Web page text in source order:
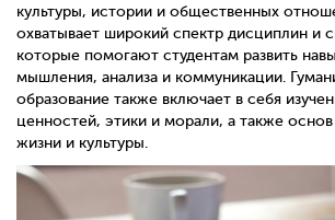
культуры, истории и общественных
охватывает широкий спектр дисциплин и
которые помогают студентам развить
мышления, анализа и коммуникации.
образование также включает в себя
ценностей, этики и морали, а также
жизни и культуры.